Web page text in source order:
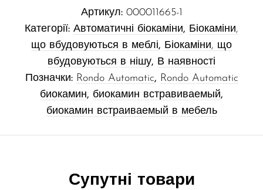
Артикул: 000011665-1
Категорії: Автоматичні біокаміни, Біокаміни,
що вбудовуються в меблі, Біокаміни, що
вбудовуються в нішу, В наявності
Позначки: Rondo Automatic, Rondo Automatic
биокамин, биокамин встравиваемый,
биокамин встраиваемый в мебель
Супутні товари